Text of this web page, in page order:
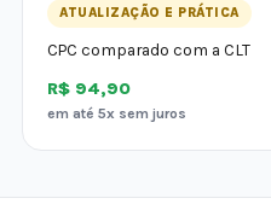
ATUALIZAÇÃO E PRÁTICA
CPC comparado com a CLT
R$ 94,90
em até 5x sem juros